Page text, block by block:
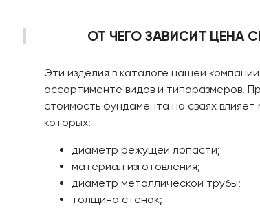
ОТ ЧЕГО ЗАВИСИТ ЦЕНА
Эти изделия в каталоге нашей
ассортименте видов и типоразмеров.
стоимость фундамента на сваях
которых:
диаметр режущей лопасти;
материал изготовления;
диаметр металлической трубы;
толщина стенок;